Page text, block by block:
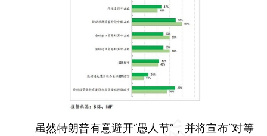
虽然特朗普有意避开“愚人节”，并将宣布“对等